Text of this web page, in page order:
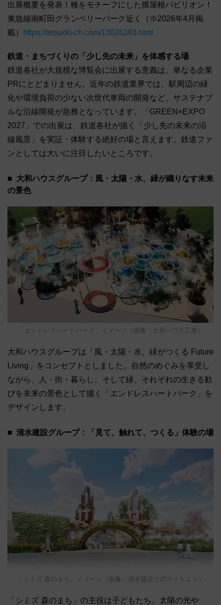
出展概要を発表！種をモチーフにした膜屋根パビリオン！
東急線南町田グランベリーパーク近く（※2026年4月掲
載）
https://tetsudo-ch.com/13026383.html
鉄道・まちづくりの「少し先の未来」を体感する場
鉄道各社が大規模な博覧会に出展する意義は、単なる企業
PRにとどまりません。近年の鉄道業界では、駅周辺の緑
化や環境負荷の少ない次世代車両の開発など、サステナブ
ルな沿線開発が急務となっています。「GREEN×EXPO
2027」での出展は、鉄道各社が描く「少し先の未来の沿
線風景」を実証・体験する絶好の場と言えます。鉄道ファ
ンとしては大いに注目したいところです。
大和ハウスグループ：風・太陽・水、緑が織りなす未来
の景色
「エンドレスハートパーク」イメージ（画像：大和ハウス工業）
大和ハウスグループは「風・太陽・水、緑がつくる Future
Living」をコンセプトとしました。自然のめぐみを享受し
ながら、人・街・暮らし、そして緑、それぞれの生きる歓
びを未来の景色として描く「エンドレスハートパーク」を
デザインします。
清水建設グループ：「見て、触れて、つくる」体験の場
「シミズ 森のまち」イメージ（画像：清水建設公式サイトより）
「シミズ 森のまち」の主役は子どもたち。太陽の光や